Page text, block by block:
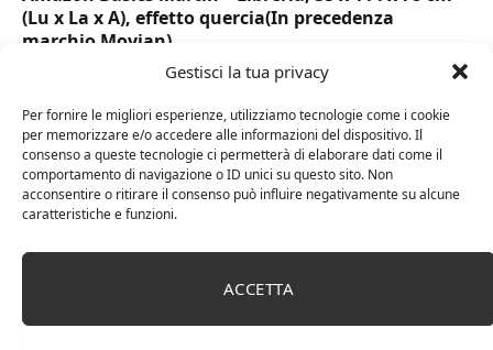
Gestisci la tua privacy
Per fornire le migliori esperienze, utilizziamo tecnologie come i cookie
per memorizzare e/o accedere alle informazioni del dispositivo. Il
consenso a queste tecnologie ci permetterà di elaborare dati come il
comportamento di navigazione o ID unici su questo sito. Non
acconsentire o ritirare il consenso può influire negativamente su alcune
caratteristiche e funzioni.
ACCETTA
(Lu x La x A), effetto quercia(In precedenza
marchio Movian)